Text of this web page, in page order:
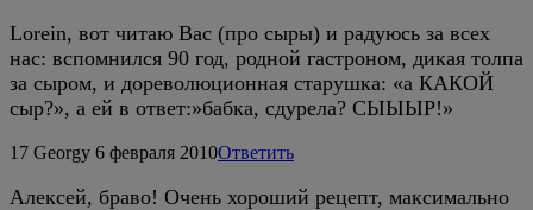
Lorein, вот читаю Вас (про сыры) и радуюсь за всех
нас: вспомнился 90 год, родной гастроном, дикая толпа
за сыром, и дореволюционная старушка: «а КАКОЙ
сыр?», а ей в ответ:»бабка, сдурела? СЫЫЫР!»
17 Georgy 6 февраля 2010Ответить
Алексей, браво! Очень хороший рецепт, максимально